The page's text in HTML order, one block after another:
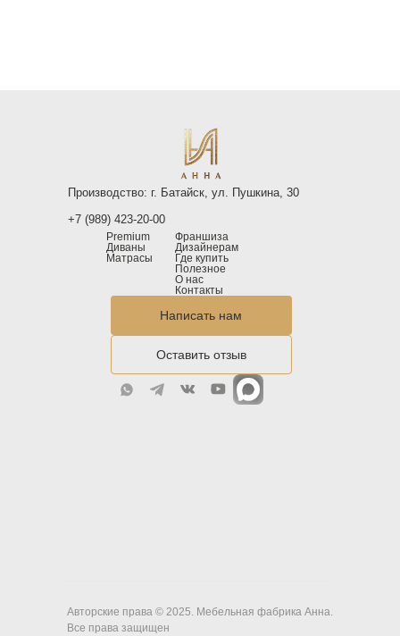
Производство: г. Батайск, ул. Пушкина, 30
+7 (989) 423-20-00
Premium
Диваны
Матрасы
Франшиза
Дизайнерам
Где купить
Полезное
О нас
Контакты
Написать нам
Оставить отзыв
Авторские права © 2025. Мебельная фабрика Анна.
Все права защищен